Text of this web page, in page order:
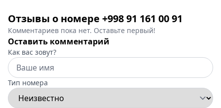
Отзывы о номере +998 91 161 00 91
Комментариев пока нет. Оставьте первый!
Оставить комментарий
Как вас зовут?
Тип номера